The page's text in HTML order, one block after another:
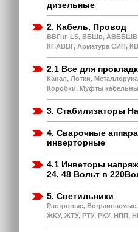
дизельные
2. Кабель, Провод
ВВГнг-LS, ВБШв,
КГ,АВВГ, Арматура СИП,
2.1 Все для
Канал, Лотки,
Коробки, Муфты
3. Стабилизаторы
4. Сварочные
инверторные
4.1 Инветоры
24, 48 Вольт в
5. Светильники
Растровые,
ЖКУ, ЖТУ, РТУ, РКУ, НПП,